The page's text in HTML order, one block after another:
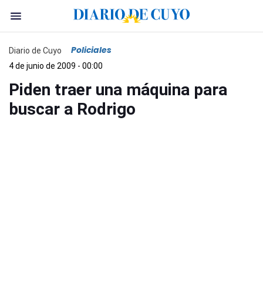
Diario de Cuyo Policiales
4 de junio de 2009 - 00:00
Piden traer una máquina para
buscar a Rodrigo